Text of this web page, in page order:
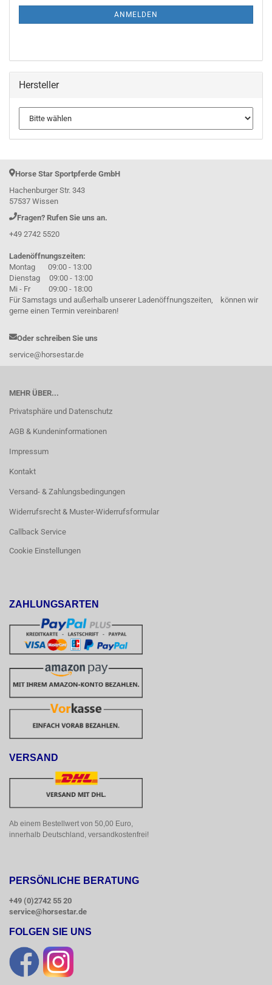
ANMELDEN
Hersteller
Horse Star Sportpferde GmbH
Hachenburger Str. 343
57537 Wissen
Fragen? Rufen Sie uns an.
+49 2742 5520
Ladenöffnungszeiten:
Montag 09:00 - 13:00
Dienstag 09:00 - 13:00
Mi - Fr 09:00 - 18:00
Für Samstags und außerhalb unserer Ladenöffnungszeiten, können wir
gerne einen Termin vereinbaren!
Oder schreiben Sie uns
service@horsestar.de
MEHR ÜBER...
Privatsphäre und Datenschutz
AGB & Kundeninformationen
Impressum
Kontakt
Versand- & Zahlungsbedingungen
Widerrufsrecht & Muster-Widerrufsformular
Callback Service
Cookie Einstellungen
ZAHLUNGSARTEN
VERSAND
Ab einem Bestellwert von 50,00 Euro,
innerhalb Deutschland, versandkostenfrei!
PERSÖNLICHE BERATUNG
+49 (0)2742 55 20
service@horsestar.de
FOLGEN SIE UNS